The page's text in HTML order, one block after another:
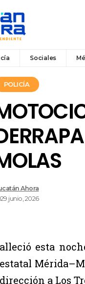
Sociales
POLICÍA
Ahora
29 junio, 2026
esta
a Los